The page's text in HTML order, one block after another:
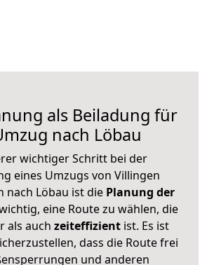
als Beiladung für
nach Löbau
wichtiger Schritt bei der
eines Umzugs von Villingen
nach Löbau ist diePlanung der
eine Route zu wählen, die
als auch zeiteffizientist. Es ist
dass die Route frei
und anderen